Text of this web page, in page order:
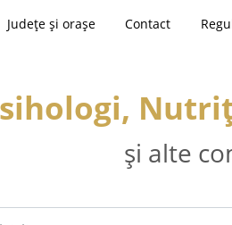
Județe și orașe Contact
și alte